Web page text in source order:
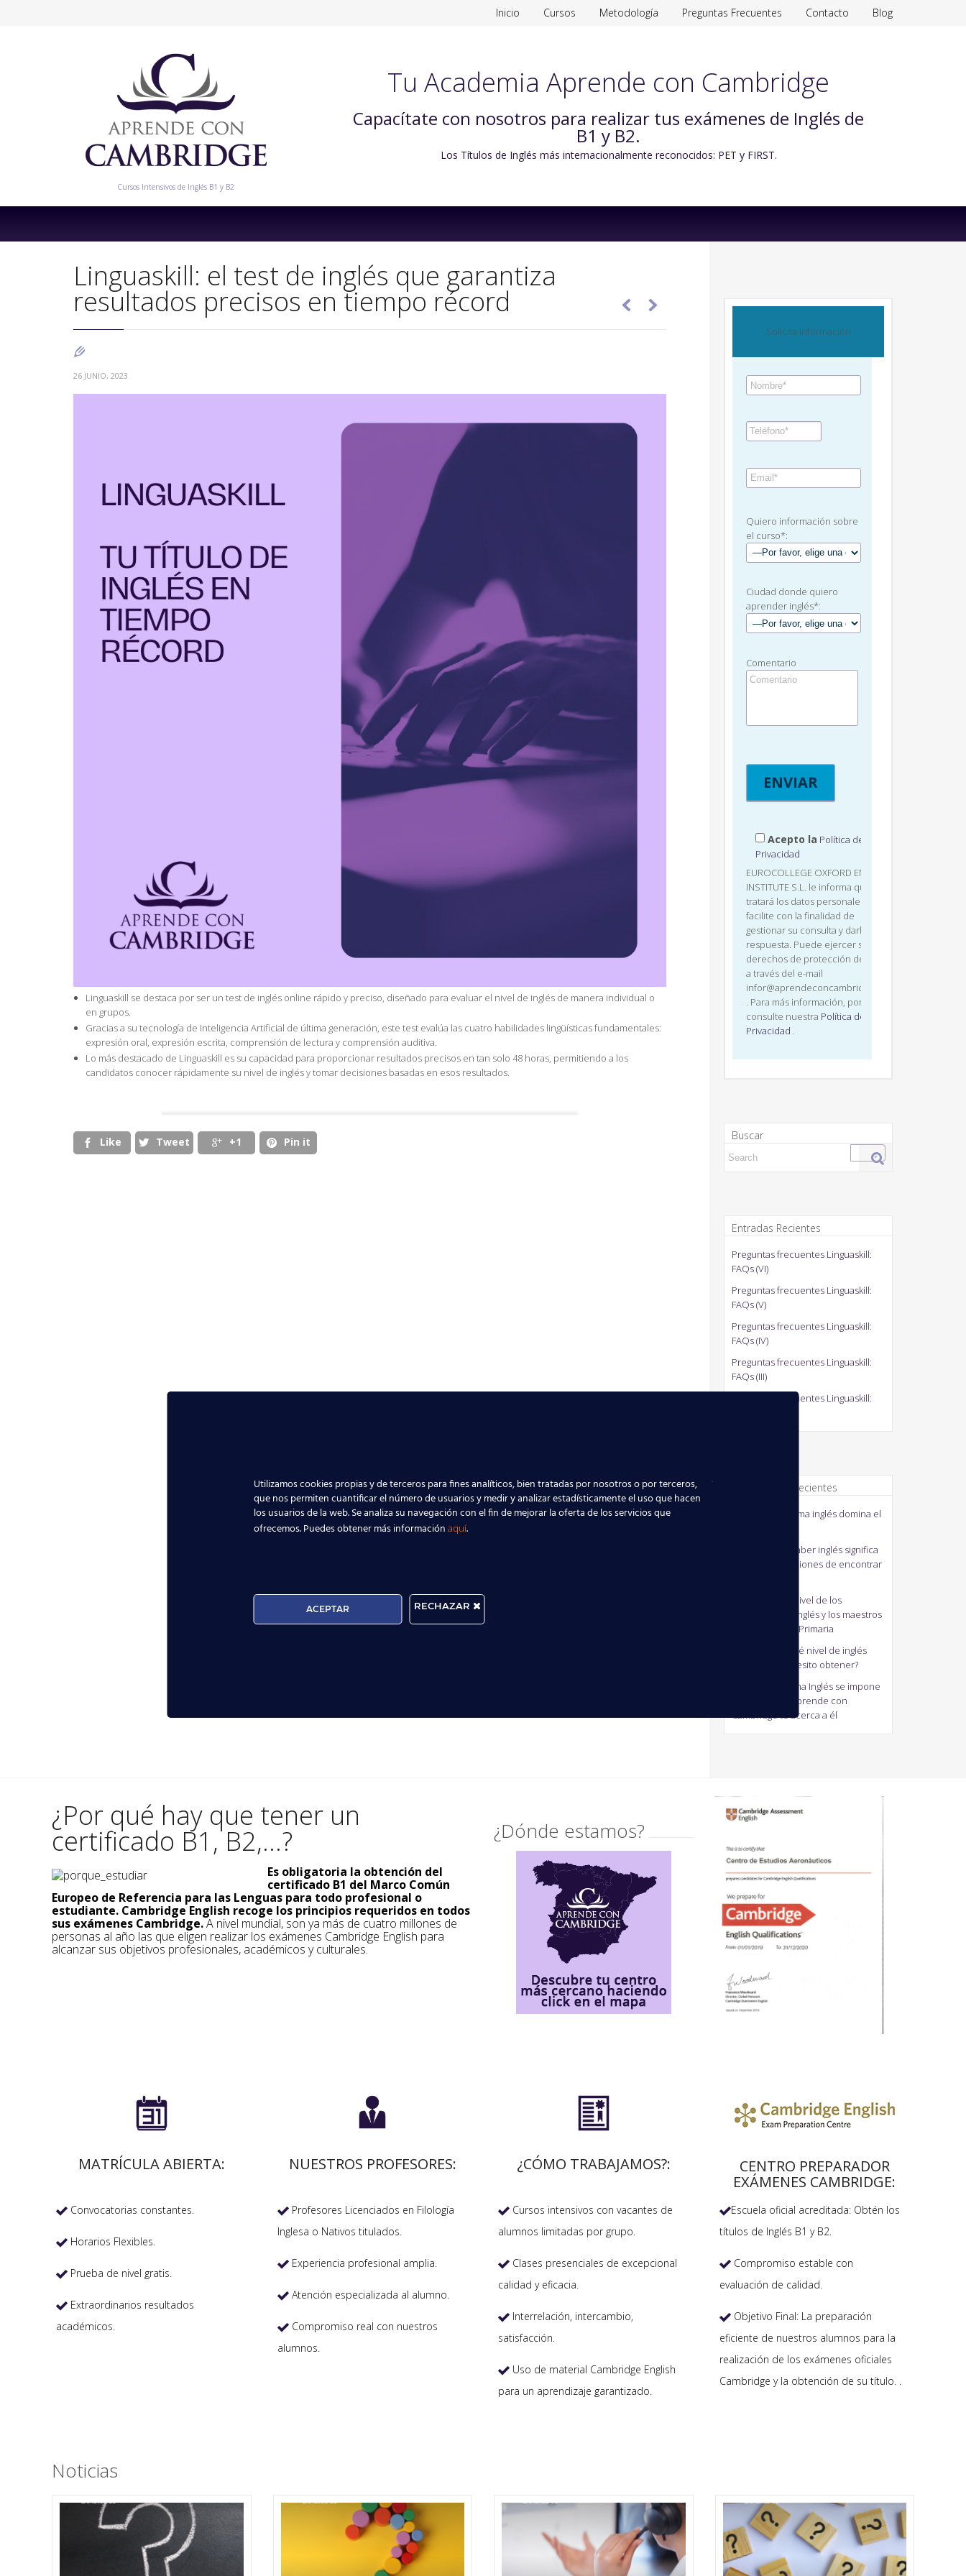
Inicio Cursos Metodología Preguntas Frecuentes Contacto Blog
Cursos Intensivos de Inglés B1 y B2
Tu Academia Aprende con Cambridge
Capacítate con nosotros para realizar tus exámenes de Inglés de
B1 y B2.
Los Títulos de Inglés más internacionalmente reconocidos: PET y FIRST.
content
Linguaskill: el test de inglés que garantiza
resultados precisos en tiempo récord  

26 JUNIO, 2023
Linguaskill se destaca por ser un test de inglés online rápido y preciso, diseñado para evaluar el nivel de inglés de manera individual o
en grupos.
Gracias a su tecnología de Inteligencia Artificial de última generación, este test evalúa las cuatro habilidades lingüísticas fundamentales:
expresión oral, expresión escrita, comprensión de lectura y comprensión auditiva.
Lo más destacado de Linguaskill es su capacidad para proporcionar resultados precisos en tan solo 48 horas, permitiendo a los
candidatos conocer rápidamente su nivel de inglés y tomar decisiones basadas en esos resultados.
 Like  Tweet  +1  Pin it
Solicita información
Quiero información sobre
el curso*:
Ciudad donde quiero
aprender inglés*:
Comentario
Acepto la Política de
Privacidad
EUROCOLLEGE OXFORD ENGLISH
INSTITUTE S.L. le informa que
tratará los datos personales que
facilite con la finalidad de
gestionar su consulta y darle
respuesta. Puede ejercer sus
derechos de protección de datos
a través del e-mail
infor@aprendeconcambridge.com
. Para más información, por favor,
consulte nuestra Política de
Privacidad .
Buscar
Entradas Recientes
Preguntas frecuentes Linguaskill:
FAQs (VI)
Preguntas frecuentes Linguaskill:
FAQs (V)
Preguntas frecuentes Linguaskill:
FAQs (IV)
Preguntas frecuentes Linguaskill:
FAQs (III)
Preguntas frecuentes Linguaskill:
Comentarios recientes
El idioma inglés domina el
Saber inglés significa
mejorar tus opciones de encontrar
Bajo nivel de los
profesores de inglés y los maestros
generalistas de Primaria
¿Qué nivel de inglés
Cambridge necesito obtener?
El Idioma Inglés se impone
en el mundo. Aprende con
Cambridge te acerca a él
¿Por qué hay que tener un
certificado B1, B2,...?
Es obligatoria la obtención del
certificado B1 del Marco Común
Europeo de Referencia para las Lenguas para todo profesional o
estudiante. Cambridge English recoge los principios requeridos en todos
sus exámenes Cambridge.A nivel mundial, son ya más de cuatro millones de
personas al año las que eligen realizar los exámenes Cambridge English para
alcanzar sus objetivos profesionales, académicos y culturales.
¿Dónde estamos?

MATRÍCULA ABIERTA:
 Convocatorias constantes.
 Horarios Flexibles.
 Prueba de nivel gratis.
 Extraordinarios resultados
académicos.

NUESTROS PROFESORES:
Profesores Licenciados en Filología
Inglesa o Nativos titulados.
Experiencia profesional amplia.
Atención especializada al alumno.
Compromiso real con nuestros
alumnos.

¿CÓMO TRABAJAMOS?:
 Cursos intensivos con vacantes de
alumnos limitadas por grupo.
 Clases presenciales de excepcional
calidad y eficacia.
 Interrelación, intercambio,
satisfacción.
 Uso de material Cambridge English
para un aprendizaje garantizado.
CENTRO PREPARADOR
EXÁMENES CAMBRIDGE:
Escuela oficial acreditada: Obtén los
títulos de Inglés B1 y B2.
Compromiso estable con
evaluación de calidad.
Objetivo Final: La preparación
eficiente de nuestros alumnos para la
realización de los exámenes oficiales
Cambridge y la obtención de su título. .
Noticias
Utilizamos cookies propias y de terceros para fines analíticos, bien tratadas por nosotros o por terceros,
que nos permiten cuantificar el número de usuarios y medir y analizar estadísticamente el uso que hacen
los usuarios de la web. Se analiza su navegación con el fin de mejorar la oferta de los servicios que
ofrecemos. Puedes obtener más información aquí.
ACEPTAR RECHAZAR